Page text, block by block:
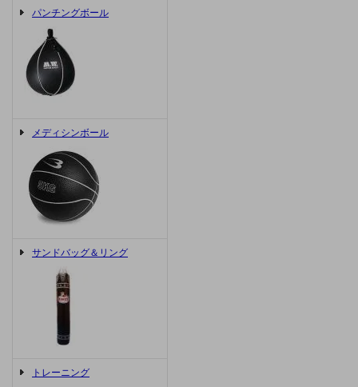
パンチングボール
メディシンボール
サンドバッグ＆リング
トレーニング